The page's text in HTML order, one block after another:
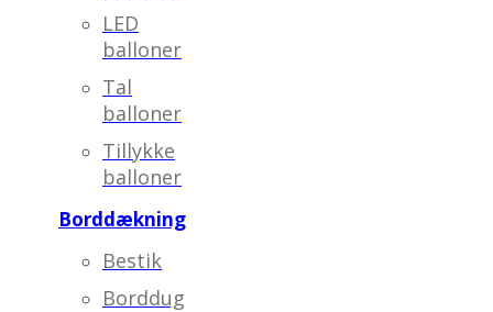
LED
balloner
Tal
balloner
Tillykke
balloner
Borddækning
Bestik
Borddug